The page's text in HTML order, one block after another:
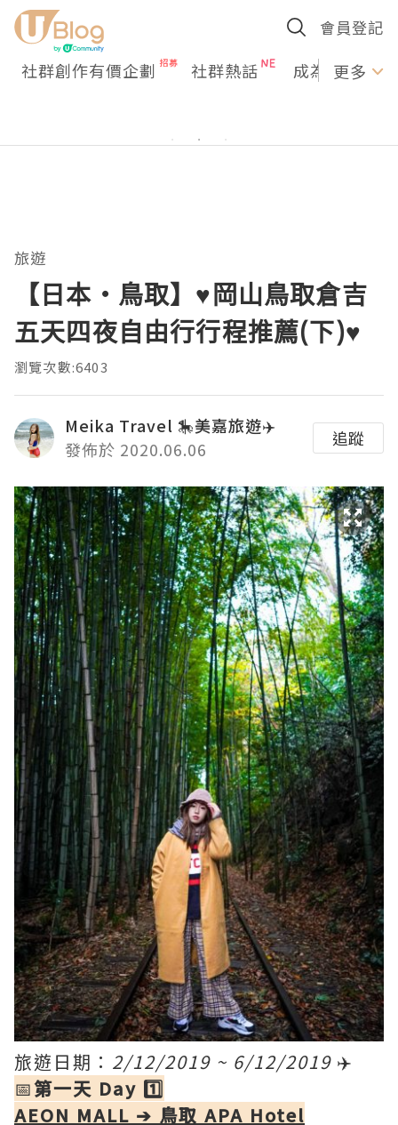
會員登記
社群創作有價企劃 社群熱話 成為U更多
旅遊
【日本・鳥取】♥️岡山鳥取倉吉
五天四夜自由行行程推薦(下)♥️
瀏覽次數:6403
Meika Travel 🎠美嘉旅遊✈️
發佈於 2020.06.06
追蹤
旅遊日期： 2/12/2019 ~ 6/12/2019 ✈️
📅第一天 Day 1️⃣
AEON MALL ➔ 鳥取 APA Hotel